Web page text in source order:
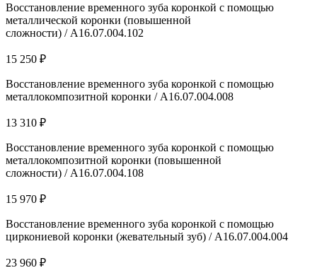
Восстановление временного зуба коронкой с помощью
металлической коронки (повышенной
сложности) / A16.07.004.102
15 250 ₽
Восстановление временного зуба коронкой с помощью
металлокомпозитной коронки / A16.07.004.008
13 310 ₽
Восстановление временного зуба коронкой с помощью
металлокомпозитной коронки (повышенной
сложности) / A16.07.004.108
15 970 ₽
Восстановление временного зуба коронкой с помощью
циркониевой коронки (жевательный зуб) / A16.07.004.004
23 960 ₽